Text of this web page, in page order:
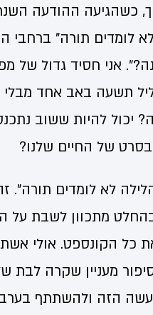
כשהגיעה ההודעה
לומדים תורה" ברחבי
אני חסיד גדול של
תשעה באב אחד
יכול להיות ששוב
בסרט של החיים שלנו?
לא לומדים תורה".
מתכוון לשבת על
כל הקונספט. אולי
מעניין שקרה לבת
הזה ולהשתתף